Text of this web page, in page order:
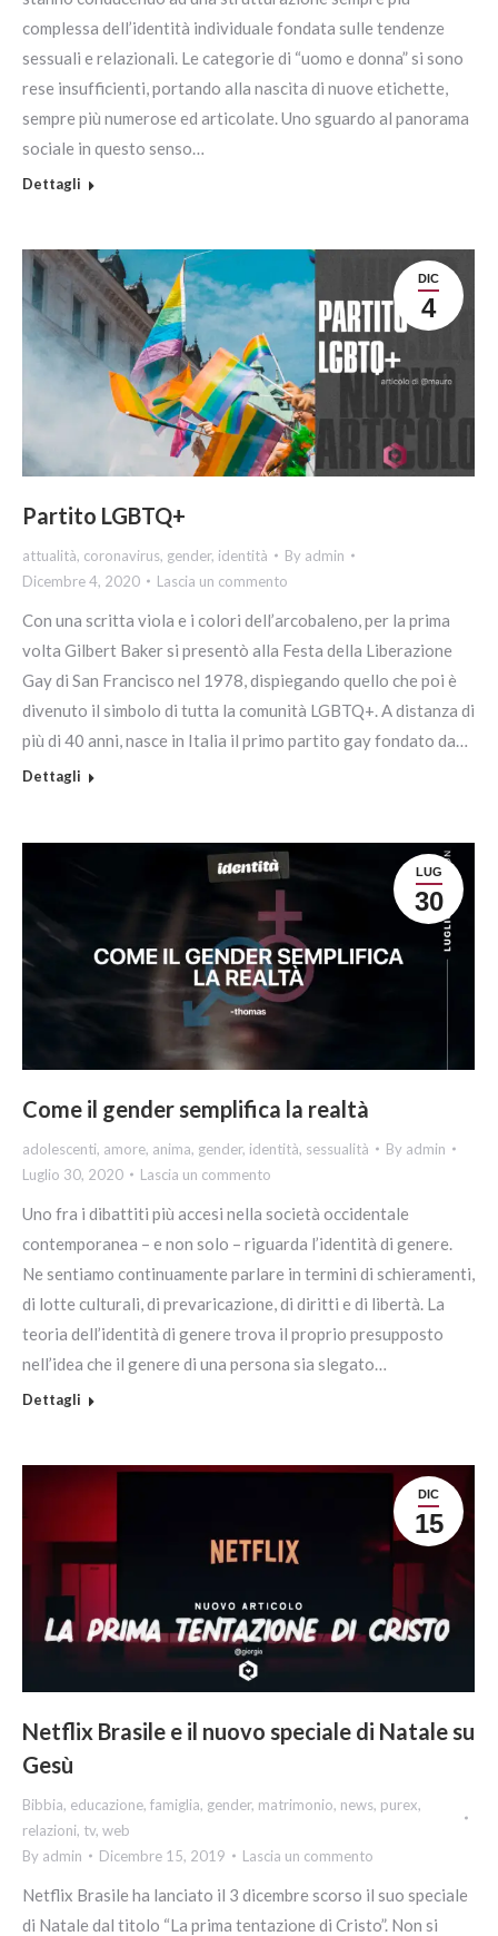
complessa dell’identità individuale fondata sulle tendenze
sessuali e relazionali. Le categorie di “uomo e donna” si sono
rese insufficienti, portando alla nascita di nuove etichette,
sempre più numerose ed articolate. Uno sguardo al panorama
sociale in questo senso…
Dettagli
DIC
4
Partito LGBTQ+
attualità, coronavirus, gender, identità By admin
Dicembre 4, 2020
Lascia un commento
Con una scritta viola e i colori dell’arcobaleno, per la prima
volta Gilbert Baker si presentò alla Festa della Liberazione
Gay di San Francisco nel 1978, dispiegando quello che poi è
divenuto il simbolo di tutta la comunità LGBTQ+. A distanza di
più di 40 anni, nasce in Italia il primo partito gay fondato da…
Dettagli
LUG
30
Come il gender semplifica la realtà
adolescenti, amore, anima, gender, identità, sessualità By admin
Luglio 30, 2020
Lascia un commento
Uno fra i dibattiti più accesi nella società occidentale
contemporanea – e non solo – riguarda l’identità di genere.
Ne sentiamo continuamente parlare in termini di schieramenti,
di lotte culturali, di prevaricazione, di diritti e di libertà. La
teoria dell’identità di genere trova il proprio presupposto
nell’idea che il genere di una persona sia slegato…
Dettagli
DIC
15
Netflix Brasile e il nuovo speciale di Natale su
Gesù
Bibbia, educazione, famiglia, gender, matrimonio, news, purex,
relazioni, tv, web
By admin Dicembre 15, 2019 Lascia un commento
Netflix Brasile ha lanciato il 3 dicembre scorso il suo speciale
di Natale dal titolo “La prima tentazione di Cristo”. Non si